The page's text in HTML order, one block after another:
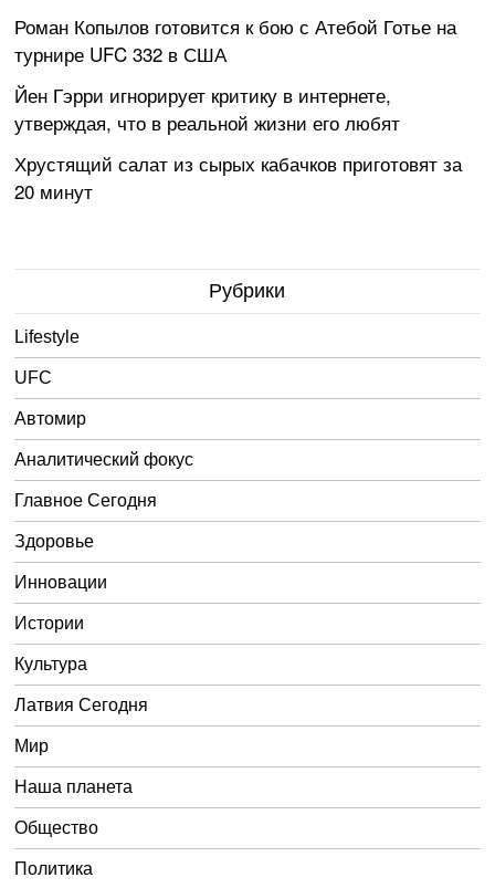
Роман Копылов готовится к бою с Атебой Готье на
турнире UFC 332 в США
Йен Гэрри игнорирует критику в интернете,
утверждая, что в реальной жизни его любят
Хрустящий салат из сырых кабачков приготовят за
20 минут
Рубрики
Lifestyle
UFC
Автомир
Аналитический фокус
Главное Сегодня
Здоровье
Инновации
Истории
Культура
Латвия Сегодня
Мир
Наша планета
Общество
Политика